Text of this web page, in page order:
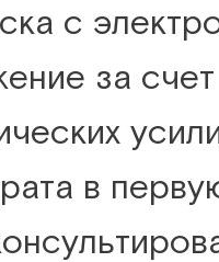
с
за
в